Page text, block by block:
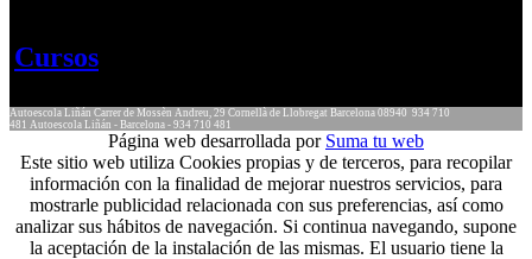
Cursos
Autoescola Liñán Carrer de Mossèn Andreu, 29 Cornellà de Llobregat Barcelona 08940 934 710
481 Autoescola Liñán - Barcelona - 934 710 481
Página web desarrollada por Suma tu web
Este sitio web utiliza Cookies propias y de terceros, para recopilar
información con la finalidad de mejorar nuestros servicios, para
mostrarle publicidad relacionada con sus preferencias, así como
analizar sus hábitos de navegación. Si continua navegando, supone
la aceptación de la instalación de las mismas. El usuario tiene la